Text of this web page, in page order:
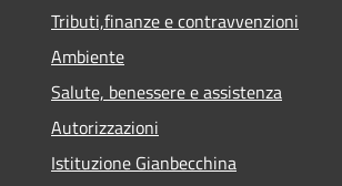
Tributi,finanze e contravvenzioni
Ambiente
Salute, benessere e assistenza
Autorizzazioni
Istituzione Gianbecchina